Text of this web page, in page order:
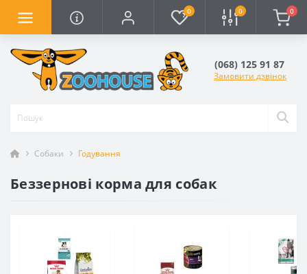
0 0 0
(068) 125 91 87
Замовити дзвінок
Собаки Годування
Беззернові корма для собак